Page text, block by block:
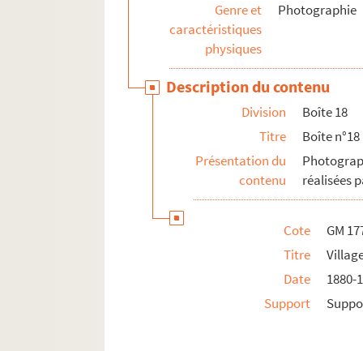
Boîte n°22
Boîte n°23
GM 2076 à GM 2238. Cartes postales
GM 2239. Lanterne de projection
GM 2240. Appareil photographique "le Sphinx"
GM 2241. Carnet de croquis originaux de
Genre et
caractéristiques
physiques
Photographie
Description du contenu
Division
Boîte 18
Titre
Boîte n°18
Présentation du
contenu
réalisées
Cote
GM
Titre
Date
1880-
Support